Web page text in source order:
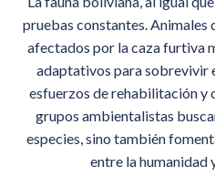
pruebas constantes. Animales
afectados por la caza furtiva
adaptativos para sobrevivir
esfuerzos de rehabilitación y
grupos ambientalistas
especies, sino también
entre la humanidad